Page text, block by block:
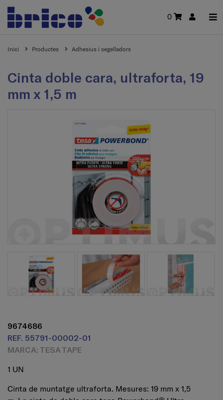
0
Inici Productes Adhesius i segelladors
Cinta doble cara, ultraforta, 19
mm x 1,5 m
9674686
REF. 55791-00002-01
MARCA: TESA TAPE
1 UN
Cinta de muntatge ultraforta. Mesures: 19 mm x 1,5